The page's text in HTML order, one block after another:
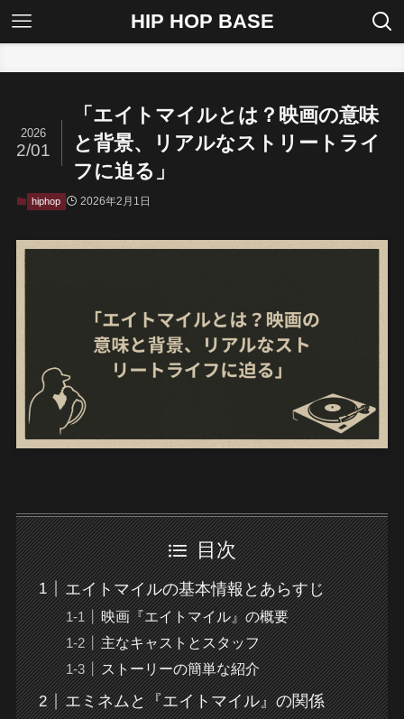
HIP HOP BASE
「エイトマイルとは？映画の意味
と背景、リアルなストリートライ
フに迫る」
2026
2/01
hiphop 2026年2月1日
目次
エイトマイルの基本情報とあらすじ
映画『エイトマイル』の概要
主なキャストとスタッフ
ストーリーの簡単な紹介
エミネムと『エイトマイル』の関係